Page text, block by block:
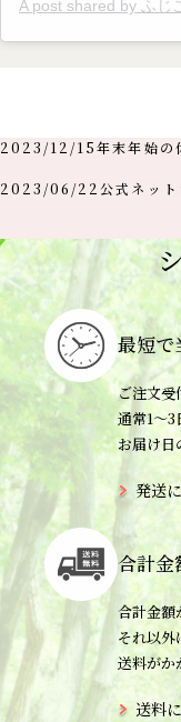
A post shared by ふじ
2023/12/15年末年始の
2023/06/22公式ネッ
最短で
ご注文受
通常1〜3
お届け日
発送
合計金
合計金額
それ以外
送料がか
送料